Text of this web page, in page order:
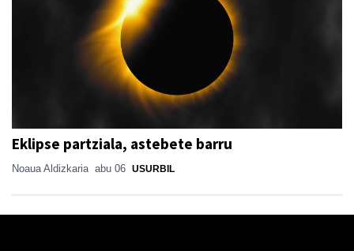
Eklipse partziala, astebete barru
Noaua Aldizkaria abu 06 USURBIL